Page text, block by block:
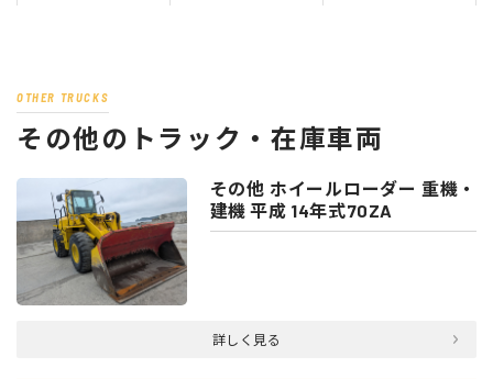
OTHER TRUCKS
その他のトラック・在庫車両
その他 ホイールローダー 重機・
建機 平成 14年式70ZA
詳しく見る